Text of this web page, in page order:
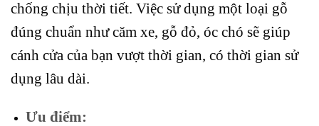
chống chịu thời tiết. Việc sử dụng một loại gỗ
đúng chuẩn như căm xe, gỗ đỏ, óc chó sẽ giúp
cánh cửa của bạn vượt thời gian, có thời gian sử
dụng lâu dài.
Ưu điểm: